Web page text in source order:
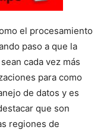
el procesamiento
paso a que la
cada vez más
para como
de datos y es
que son
regiones de